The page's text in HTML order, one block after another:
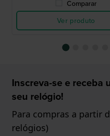
Comparar
Ver produto
Inscreva-se e receba
seu relógio!
Para compras a partir
relógios)